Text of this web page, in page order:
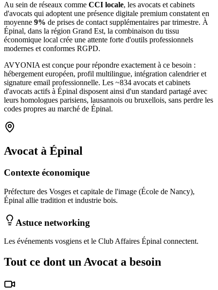
Au sein de réseaux comme CCI locale, les avocats et cabinets
d'avocats qui adoptent une présence digitale premium constatent en
moyenne 9% de prises de contact supplémentaires par trimestre. À
Épinal, dans la région Grand Est, la combinaison du tissu
économique local crée une attente forte d'outils professionnels
modernes et conformes RGPD.
AVYONIA est conçue pour répondre exactement à ce besoin :
hébergement européen, profil multilingue, intégration calendrier et
signature email professionnelle. Les ~834 avocats et cabinets
d'avocats actifs à Épinal disposent ainsi d'un standard partagé avec
leurs homologues parisiens, lausannois ou bruxellois, sans perdre les
codes propres au marché de Épinal.
Avocat à Épinal
Contexte économique
Préfecture des Vosges et capitale de l'image (École de Nancy),
Épinal allie tradition et industrie bois.
Astuce networking
Les événements vosgiens et le Club Affaires Épinal connectent.
Tout ce dont un Avocat a besoin